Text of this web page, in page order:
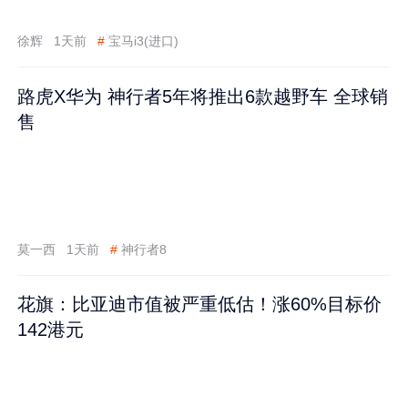
徐辉 1天前 # 宝马i3(进口)
路虎X华为 神行者5年将推出6款越野车 全球销
售
莫一西 1天前 # 神行者8
花旗：比亚迪市值被严重低估！涨60%目标价
142港元